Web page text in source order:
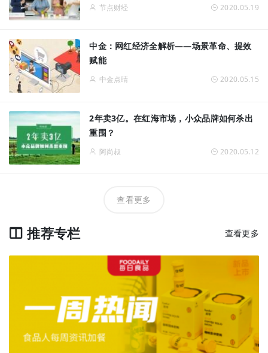
节点财经 2020.05.19
中金：网红经济全解析——场景革命、提效
赋能
中金点睛 2020.05.15
2年卖3亿。在红海市场，小众品牌如何杀出
重围？
阿尚叔 2020.05.12
查看更多
推荐专栏 查看更多